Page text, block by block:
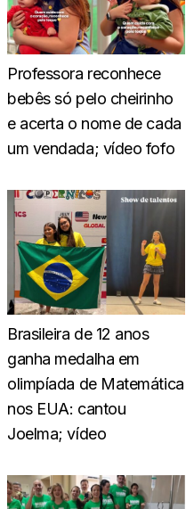
Professora reconhece
bebês só pelo cheirinho
e acerta o nome de cada
um vendada; vídeo fofo
Brasileira de 12 anos
ganha medalha em
olimpíada de Matemática
nos EUA: cantou
Joelma; vídeo